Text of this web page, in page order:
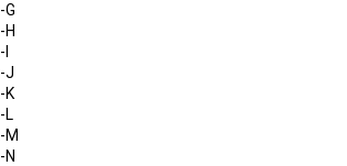
J
K
L
M